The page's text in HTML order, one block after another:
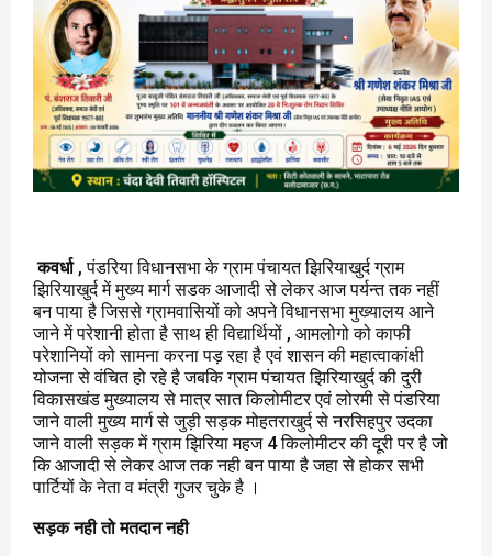
कवर्धा, पंडरिया विधानसभा के ग्राम पंचायत झिरियाखुर्द ग्राम
झिरियाखुर्द में मुख्य मार्ग सडक आजादी से लेकर आज पर्यन्त तक नहीं
बन पाया है जिससे ग्रामवासियों को अपने विधानसभा मुख्यालय आने
जाने में परेशानी होता है साथ ही विद्यार्थियों , आमलोगो को काफी
परेशानियों को सामना करना पड़ रहा है एवं शासन की महात्वाकांक्षी
योजना से वंचित हो रहे है जबकि ग्राम पंचायत झिरियाखुर्द की दुरी
विकासखंड मुख्यालय से मात्र सात किलोमीटर एवं लोरमी से पंडरिया
जाने वाली मुख्य मार्ग से जुड़ी सड़क मोहतराखुर्द से नरसिहपुर उदका
जाने वाली सड़क में ग्राम झिरिया महज 4 किलोमीटर की दूरी पर है जो
कि आजादी से लेकर आज तक नही बन पाया है जहा से होकर सभी
पार्टियों के नेता व मंत्री गुजर चुके है ।
सड़क नही तो मतदान नही